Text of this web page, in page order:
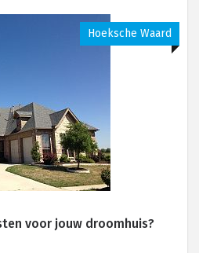
Hoeksche Waard
voor jouw droomhuis?